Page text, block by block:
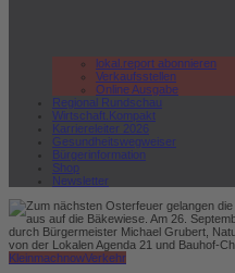
lokal.report abonnieren
Verkaufsstellen
Online Ausgabe
Regional Rundschau
Wirtschaft.Kompakt
Karriereleiter 2026
Gesundheitswegweiser
Bürgerinformation
Shop
Newsletter
KleinmachnowVerkehr